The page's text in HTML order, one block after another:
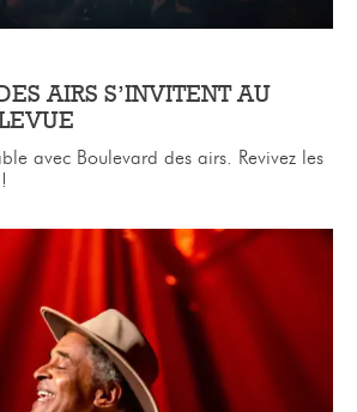
AIRS S’INVITENT AU
avec Boulevard des airs. Revivez les